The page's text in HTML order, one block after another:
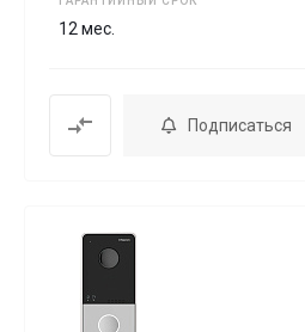
12 мес.
Подписаться